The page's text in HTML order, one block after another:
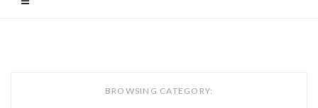
BROWSING CATEGORY: